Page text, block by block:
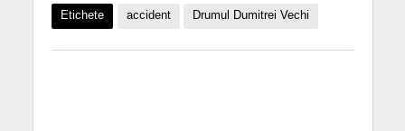
Etichete accident Drumul Dumitrei Vechi